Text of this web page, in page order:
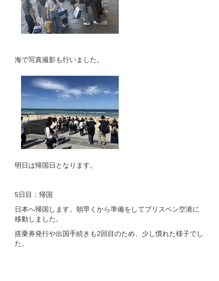
海で写真撮影も行いました。
明日は帰国日となります。
5日目：帰国
日本へ帰国します。朝早くから準備をしてブリスベン空港に
移動しました。
搭乗券発行や出国手続きも2回目のため、少し慣れた様子でし
た。